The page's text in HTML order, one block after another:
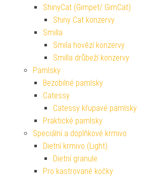
ShinyCat (Gimpet/ GimCat)
Shiny Cat konzervy
Smilla
Smila hovězí konzervy
Smilla drůbeží konzervy
Pamlsky
Bezobilné pamlsky
Catessy
Catessy křupavé pamlsky
Praktické pamlsky
Speciální a doplňkové krmivo
Dietní krmivo (Light)
Dietní granule
Pro kastrované kočky